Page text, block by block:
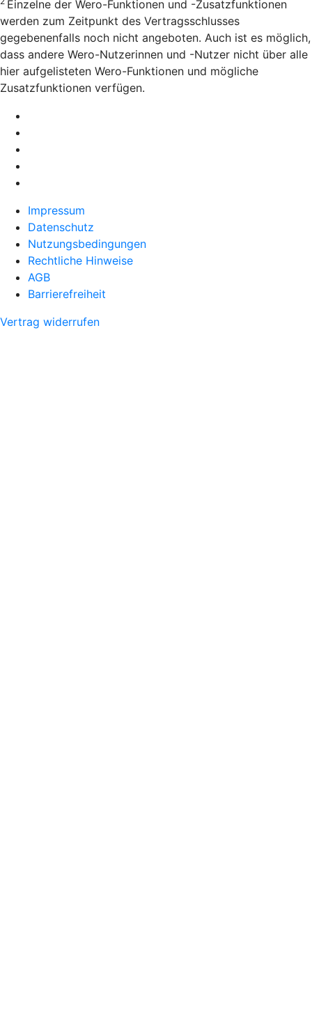
Einzelne der Wero-Funktionen und -Zusatzfunktionen
werden zum Zeitpunkt des Vertragsschlusses
gegebenenfalls noch nicht angeboten. Auch ist es möglich,
dass andere Wero-Nutzerinnen und -Nutzer nicht über alle
hier aufgelisteten Wero-Funktionen und mögliche
Zusatzfunktionen verfügen.
Impressum
Datenschutz
Nutzungsbedingungen
Rechtliche Hinweise
AGB
Barrierefreiheit
Vertrag widerrufen